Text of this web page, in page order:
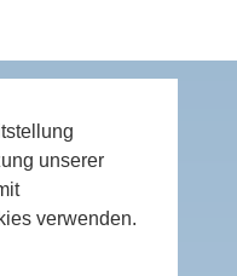
unserer
verwenden.